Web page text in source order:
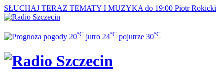
SŁUCHAJ TERAZ TEMATY I MUZYKA do 19:00 Piotr Rokicki
20°C jutro 24°C pojutrze 30°C